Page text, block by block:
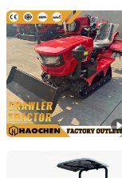
Shandong
Shandong,
Weifang Shijia